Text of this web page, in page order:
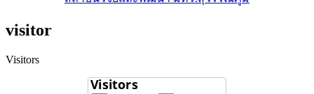
visitor
Visitors